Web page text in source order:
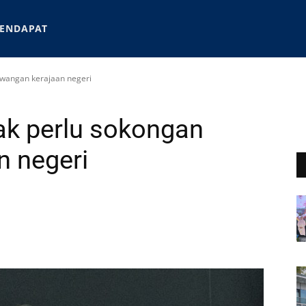
kerajaan negeri
perlu sokongan
negeri